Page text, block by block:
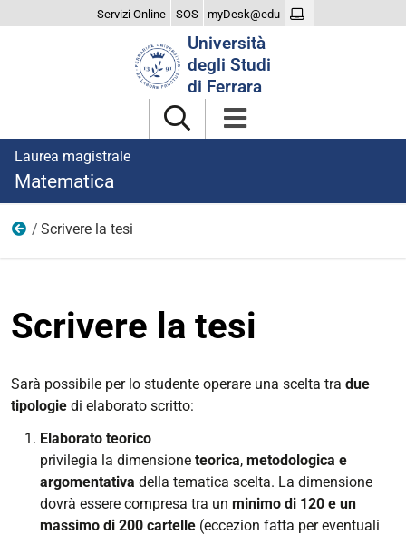
Servizi Online SOS myDesk@edu
Università
degli Studi
di Ferrara
Laurea magistrale
Matematica
Esame di laurea
Scrivere la tesi
Scrivere la tesi
Sarà possibile per lo studente operare una scelta tra due
tipologie di elaborato scritto:
Elaborato teorico
privilegia la dimensione teorica, metodologica e
argomentativa della tematica scelta. La dimensione
dovrà essere compresa tra un minimo di 120 e un
massimo di 200 cartelle (eccezion fatta per eventuali